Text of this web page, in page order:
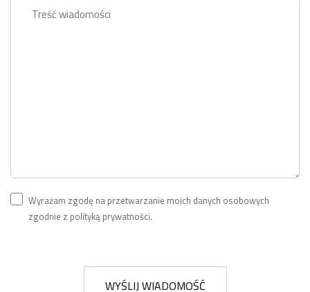
Wyrażam zgodę na przetwarzanie moich danych osobowych
zgodnie z polityką prywatności.
WYŚLIJ WIADOMOŚĆ